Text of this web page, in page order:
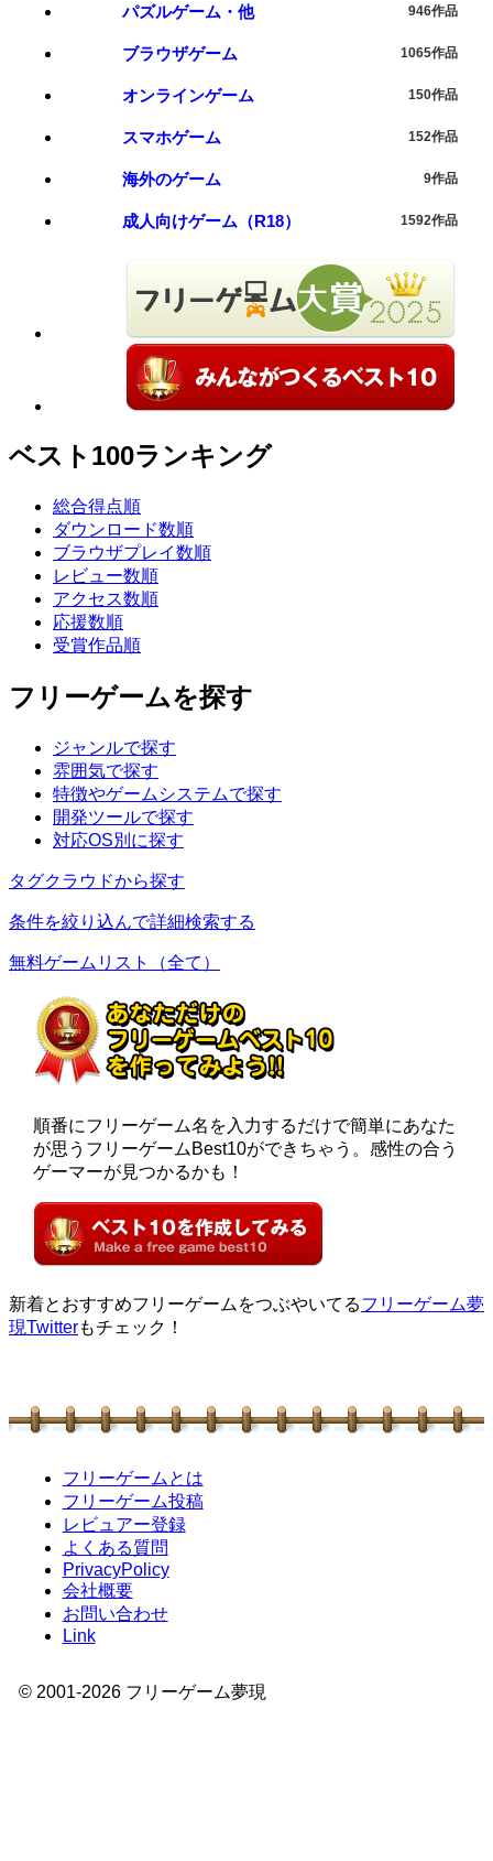
パズルゲーム・他 946作品
ブラウザゲーム 1065作品
オンラインゲーム 150作品
スマホゲーム 152作品
海外のゲーム 9作品
成人向けゲーム（R18） 1592作品
ベスト100ランキング
総合得点順
ダウンロード数順
ブラウザプレイ数順
レビュー数順
アクセス数順
応援数順
受賞作品順
フリーゲームを探す
ジャンルで探す
雰囲気で探す
特徴やゲームシステムで探す
開発ツールで探す
対応OS別に探す
タグクラウドから探す
条件を絞り込んで詳細検索する
無料ゲームリスト（全て）
順番にフリーゲーム名を入力するだけで簡単にあなた
が思うフリーゲームBest10ができちゃう。感性の合う
ゲーマーが見つかるかも！
新着とおすすめフリーゲームをつぶやいてるフリーゲーム夢
現Twitterもチェック！
フリーゲームとは
フリーゲーム投稿
レビュアー登録
よくある質問
PrivacyPolicy
会社概要
お問い合わせ
Link
© 2001-2026フリーゲーム夢現